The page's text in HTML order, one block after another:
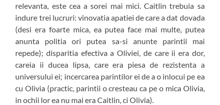
relevanta, este cea a sorei mai mici. Caitlin trebuia sa
indure trei lucruri: vinovatia apatiei de care a dat dovada
(desi era foarte mica, ea putea face mai multe, putea
anunta politia ori putea sa-si anunte parintii mai
repede); disparitia efectiva a Oliviei, de care ii era dor,
careia ii ducea lipsa, care era piesa de rezistenta a
universului ei; incercarea parintilor ei de a o inlocui pe ea
cu Olivia (practic, parintii o cresteau ca pe o mica Olivia,
in ochii lor ea nu mai era Caitlin, ci Olivia).